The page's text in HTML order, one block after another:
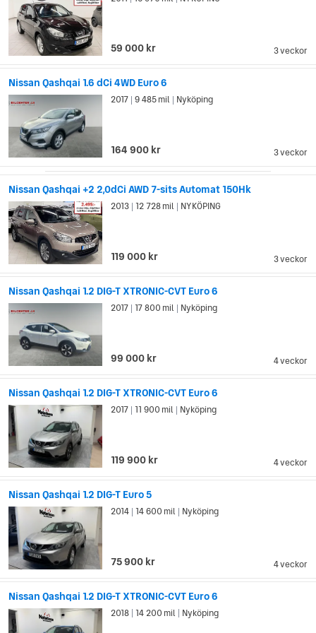
3 veckor
59 000 kr
Nissan Qashqai 1.6 dCi 4WD Euro 6
3 veckor
2017 9 485 mil Nyköping
164 900 kr
Nissan Qashqai +2 2,0dCi AWD 7-sits Automat 150Hk
3 veckor
2013 12 728 mil NYKÖPING
119 000 kr
Nissan Qashqai 1.2 DIG-T XTRONIC-CVT Euro 6
4 veckor
2017 17 800 mil Nyköping
99 000 kr
Nissan Qashqai 1.2 DIG-T XTRONIC-CVT Euro 6
4 veckor
2017 11 900 mil Nyköping
119 900 kr
Nissan Qashqai 1.2 DIG-T Euro 5
4 veckor
2014 14 600 mil Nyköping
75 900 kr
Nissan Qashqai 1.2 DIG-T XTRONIC-CVT Euro 6
2018 14 200 mil Nyköping